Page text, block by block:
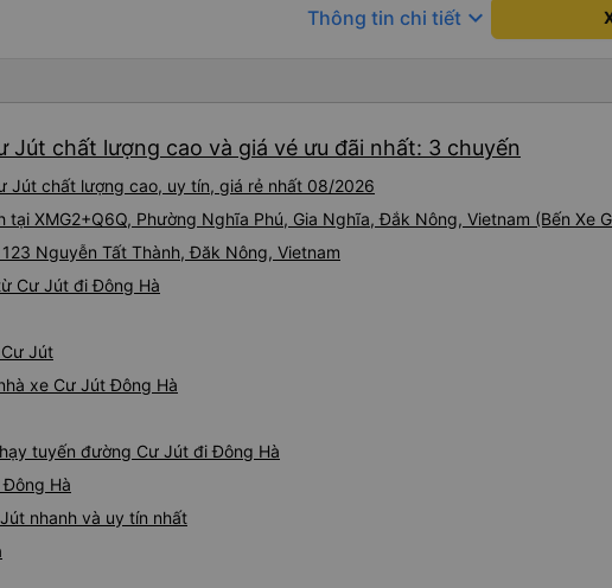
thì bảo bạn ấy liên hệ sđt của mình,
(một mình) yêu luôn. Nhưng phòng đôi
10/10.
Thông tin chi tiết keyboard_arrow_down
chất lượng cao và giá vé ưu đãi nhất: 3 chuyến
Jút chất lượng cao, uy tín, giá rẻ nhất 08/2026
tại XMG2+Q6Q, Phường Nghĩa Phú, Gia Nghĩa, Đắk Nông, Vietnam (Bến Xe
Nguyễn Tất Thành, Đăk Nông, Vietnam
Cư Jút đi Đông Hà
Jút
xe Cư Jút Đông Hà
tuyến đường Cư Jút đi Đông Hà
Hà
nhanh và uy tín nhất